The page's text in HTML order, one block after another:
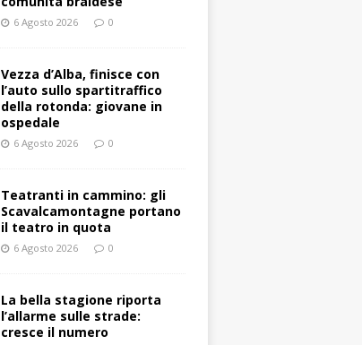
6 Agosto 2026 0
Vezza d’Alba, finisce con
l’auto sullo spartitraffico
della rotonda: giovane in
ospedale
6 Agosto 2026 0
Teatranti in cammino: gli
Scavalcamontagne portano
il teatro in quota
6 Agosto 2026 0
La bella stagione riporta
l’allarme sulle strade:
cresce il numero